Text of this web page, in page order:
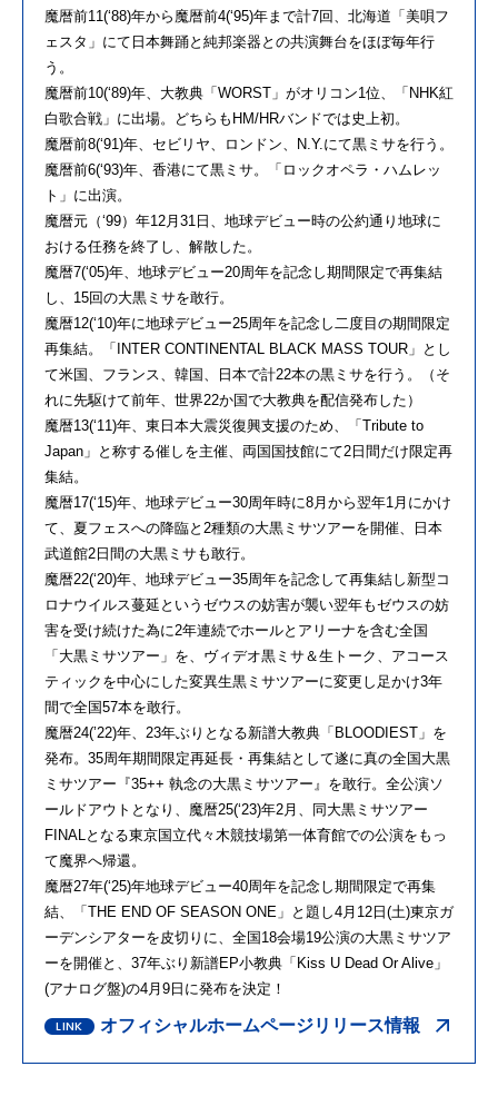
魔暦前11(‘88)年から魔暦前4(‘95)年まで計7回、北海道「美唄フ
ェスタ」にて日本舞踊と純邦楽器との共演舞台をほぼ毎年行
う。
魔暦前10(‘89)年、大教典「WORST」がオリコン1位、「NHK紅
白歌合戦」に出場。どちらもHM/HRバンドでは史上初。
魔暦前8(‘91)年、セビリヤ、ロンドン、N.Y.にて黒ミサを行う。
魔暦前6(‘93)年、香港にて黒ミサ。「ロックオペラ・ハムレッ
ト」に出演。
魔暦元（‘99）年12月31日、地球デビュー時の公約通り地球に
おける任務を終了し、解散した。
魔暦7(‘05)年、地球デビュー20周年を記念し期間限定で再集結
し、15回の大黒ミサを敢行。
魔暦12(‘10)年に地球デビュー25周年を記念し二度目の期間限定
再集結。「INTER CONTINENTAL BLACK MASS TOUR」とし
て米国、フランス、韓国、日本で計22本の黒ミサを行う。（そ
れに先駆けて前年、世界22か国で大教典を配信発布した）
魔暦13(‘11)年、東日本大震災復興支援のため、「Tribute to
Japan」と称する催しを主催、両国国技館にて2日間だけ限定再
集結。
魔暦17(‘15)年、地球デビュー30周年時に8月から翌年1月にかけ
て、夏フェスへの降臨と2種類の大黒ミサツアーを開催、日本
武道館2日間の大黒ミサも敢行。
魔暦22(‘20)年、地球デビュー35周年を記念して再集結し新型コ
ロナウイルス蔓延というゼウスの妨害が襲い翌年もゼウスの妨
害を受け続けた為に2年連続でホールとアリーナを含む全国
「大黒ミサツアー」を、ヴィデオ黒ミサ＆生トーク、アコース
ティックを中心にした変異生黒ミサツアーに変更し足かけ3年
間で全国57本を敢行。
魔暦24(’22)年、23年ぶりとなる新譜大教典「BLOODIEST」を
発布。35周年期間限定再延長・再集結として遂に真の全国大黒
ミサツアー『35++ 執念の大黒ミサツアー』を敢行。全公演ソ
ールドアウトとなり、魔暦25(‘23)年2月、同大黒ミサツアー
FINALとなる東京国立代々木競技場第一体育館での公演をもっ
て魔界へ帰還。
魔暦27年(‘25)年地球デビュー40周年を記念し期間限定で再集
結、「THE END OF SEASON ONE」と題し4月12日(土)東京ガ
ーデンシアターを皮切りに、全国18会場19公演の大黒ミサツア
ーを開催と、37年ぶり新譜EP小教典「Kiss U Dead Or Alive」
(アナログ盤)の4月9日に発布を決定！
オフィシャルホームページリリース情報